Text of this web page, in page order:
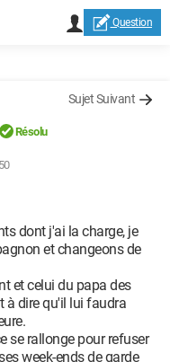
Question
Sujet Suivant
Résolu
dont j'ai la charge, je
et changeons de
et celui du papa des
à dire qu'il lui faudra
se rallonge pour refuser
week-ends de garde